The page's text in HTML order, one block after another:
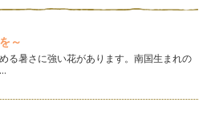
SALE
どころでセールが始まります
かなかゆっ…
歯科事情
聞いた懐かしいフレーズですが、
～
る暑さに強い花があります。南国生まれの